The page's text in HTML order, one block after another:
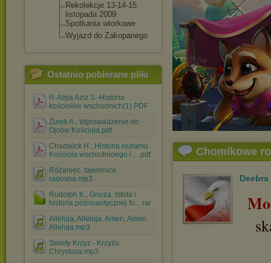
Rekolekcje 13-14-15
listopada 2009
Spotkania wtorkowe
Wyjazd do Zakopanego
Ostatnio pobierane pliki
R-Atiya Aziz S.-Historia
kościołów wschodnich(1).PDF
Żurek A., Wprowadzenie do
Ojców Kościoła.pdf
Chadwick H., Historia rozłamu
Kościoła wschodnioego i ....pdf
Różaniec, tajemnica
radosna.mp3
Rudolph K., Gnoza. Istota i
historia późnoantycznej fo....rar
Alleluja, Alleluja, Amen, Amen
Alleluja.mp3
Swiety Krzyz - Krzyżu
Chrystusa.mp3
Chomikowe
Deebra